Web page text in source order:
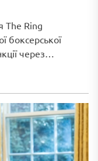
The Ring
боксерської
через